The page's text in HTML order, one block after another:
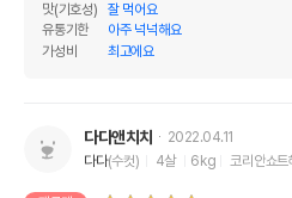
맛(기호성)
잘 먹어요
유통기한
아주 넉넉해요
가성비
최고에요
다다앤치치
2022.04.11
다다(수컷) 4살 6kg 코리안쇼트